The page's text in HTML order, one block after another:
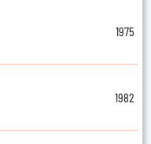
1975
1982